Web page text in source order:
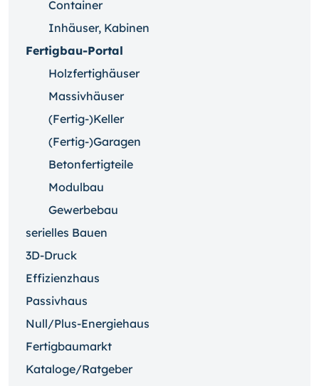
Container
Inhäuser, Kabinen
Fertigbau-Portal
Holzfertighäuser
Massivhäuser
(Fertig-)Keller
(Fertig-)Garagen
Betonfertigteile
Modulbau
Gewerbebau
serielles Bauen
3D-Druck
Effizienzhaus
Passivhaus
Null/Plus-Energiehaus
Fertigbaumarkt
Kataloge/Ratgeber